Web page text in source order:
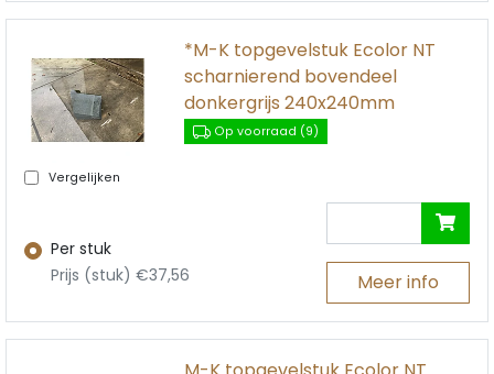
Vergelijken
*M-K topgevelstuk Ecolor NT
scharnierend bovendeel
donkergrijs 240x240mm
Op voorraad (9)
Per stuk
Prijs (stuk) €37,56
Meer info